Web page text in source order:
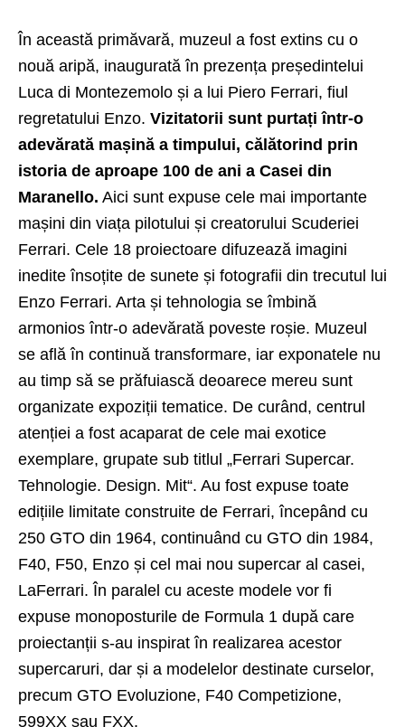
În această primăvară, muzeul a fost extins cu o
nouă aripă, inaugurată în prezența președintelui
Luca di Montezemolo și a lui Piero Ferrari, fiul
regretatului Enzo. Vizitatorii sunt purtați într-o
adevărată mașină a timpului, călătorind prin
istoria de aproape 100 de ani a Casei din
Maranello. Aici sunt expuse cele mai importante
mașini din viața pilotului și creatorului Scuderiei
Ferrari. Cele 18 proiectoare difuzează imagini
inedite însoțite de sunete și fotografii din trecutul lui
Enzo Ferrari. Arta și tehnologia se îmbină
armonios într-o adevărată poveste roșie. Muzeul
se află în continuă transformare, iar exponatele nu
au timp să se prăfuiască deoarece mereu sunt
organizate expoziții tematice. De curând, centrul
atenției a fost acaparat de cele mai exotice
exemplare, grupate sub titlul „Ferrari Supercar.
Tehnologie. Design. Mit“. Au fost expuse toate
edițiile limitate construite de Ferrari, începând cu
250 GTO din 1964, continuând cu GTO din 1984,
F40, F50, Enzo și cel mai nou supercar al casei,
LaFerrari. În paralel cu aceste modele vor fi
expuse monoposturile de Formula 1 după care
proiectanții s-au inspirat în realizarea acestor
supercaruri, dar și a modelelor destinate curselor,
precum GTO Evoluzione, F40 Competizione,
599XX sau FXX.